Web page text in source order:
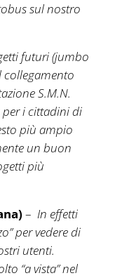
sul nostro
futuri (jumbo
collegamento
S.M.N.
per i cittadini di
più ampio
un buon
più
– In effetti
per vedere di
utenti.
“a vista” nel